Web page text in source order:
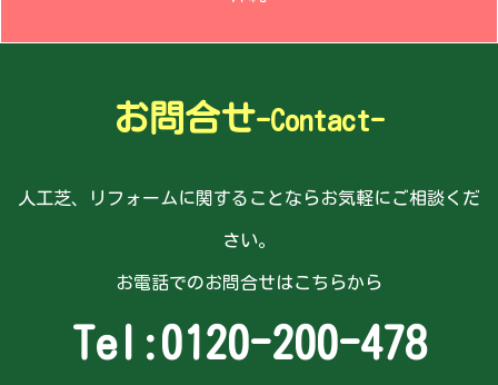
お問合せ-Contact-
人工芝、リフォームに関することならお気軽にご相談くだ
さい。
お電話でのお問合せはこちらから
Tel:0120-200-478